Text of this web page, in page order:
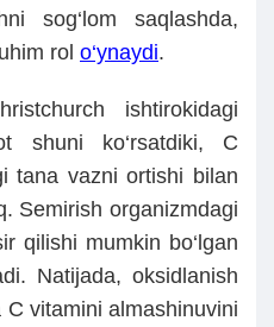
sog‘lom saqlashda,
rol o‘ynaydi.
ishtirokidagi
shuni ko‘rsatdiki, C
tana vazni ortishi bilan
Semirish organizmdagi
qilishi mumkin bo‘lgan
Natijada, oksidlanish
vitamini almashinuvini